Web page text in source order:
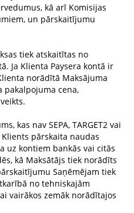
kā arī Komisijas
un pārskaitījumu
tiek atskaitītas no
Ja Klienta Paysera kontā ir
norādītā Maksājuma
pakalpojuma cena,
kas nav SEPA, TARGET2 vai
pārskaita naudas
uz kontiem bankās vai citās
kā Maksātājs tiek norādīts
Saņēmējam tiek
no tehniskajām
vairākos zemāk norādītajos